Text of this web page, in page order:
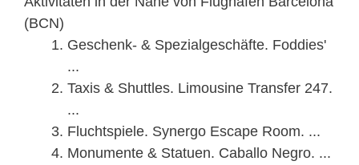
(BCN)‎
Geschenk- & Spezialgeschäfte. Foddies'
...
Taxis & Shuttles. Limousine Transfer 247.
...
Fluchtspiele. Synergo Escape Room. ...
Monumente & Statuen. Caballo Negro. ...